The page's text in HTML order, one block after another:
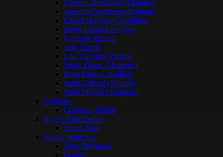
Barbara Hendricks (Orange)
Anselme Matthieu (Avignon)
Clovis Hugues (Cavaillon)
Denis Diderot Sorgues
François Raspail
Jean Garcin
Lou Vignarès Vedène
Notre Dame (Monteux)
Rosa Parks Cavaillon
Saint-Gabriel (Valréas)
Saint Michel (Avignon)
Colonies
Colonies Telligo
Ecoles Maternelles
Emile Zola
Écoles primaires
Alice Reynaud
Brantes